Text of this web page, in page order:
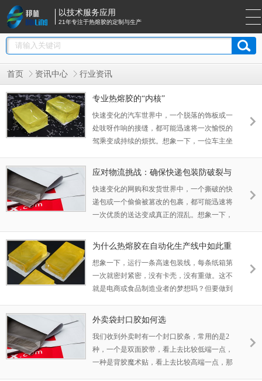
以技术服务应用
21年专注于热熔胶的定制与生产
首页 资讯中心 行业资讯
专业热熔胶的“内核”
快速变化的汽车世界中，一个脱落的饰板或一
处吱呀作响的接缝，都可能迅速将一次愉悦的
驾乘变成持续的烦扰。想象一下，一位车主坐
开胶或异味弥漫。对任何制造商而言，这都意
传播，品牌的卓越声誉也会受到打击。好的一
面？大多数此类问题直接源于那些不够坚固、
不够环保的粘合解决方案。选择合适的汽车内
饰专用热熔胶，会带来截然不同的结果。它打
造了牢固可靠、经久耐用的粘合，能承受从日
应对物流挑战：确保快递包装防破裂与
防篡改的全面策略
快速变化的网购和发货世界中，一个撕破的快
递包或一个偷偷被篡改的包裹，都可能迅速将
一次优质的送达变成真正的混乱。想象一下，
坏或缺失的零件。对任何企业来说，这都意味
播，你的好名声也会受到打击。好的一面？大
多数头疼的问题直接来自那些不够坚固的海
豹。选择合适的快递袋热熔胶会带来截然不同
的选择。它打造了一个坚如磐石、防篡改的闭
合装置，能承受从粗暴搬运到恶劣天气的各种
为什么热熔胶在自动化生产线中如此重
要
想象一下，运行一条高速包装线，每条纸箱第
一次就密封紧密，没有卡壳，没有重做。这不
就是电商或食品制造业者的梦想吗？但要做到
些快速的纸盒封口机——与合适的热熔胶相匹
器完美同步。在本文中，我们将深入探讨粘
度、开放时间和固化速度等关键特性如何成就
或破坏这种无缝流动。如果你已经自动化了或
者在考虑切换，请继续关注。我们将介绍一些
外卖袋封口胶如何选
我们收到外卖时有一个封口胶条，常用的是2
种，一个是双面胶带，看上去比较低端一点，
一种是背胶魔术贴，看上去比较高端一点，那